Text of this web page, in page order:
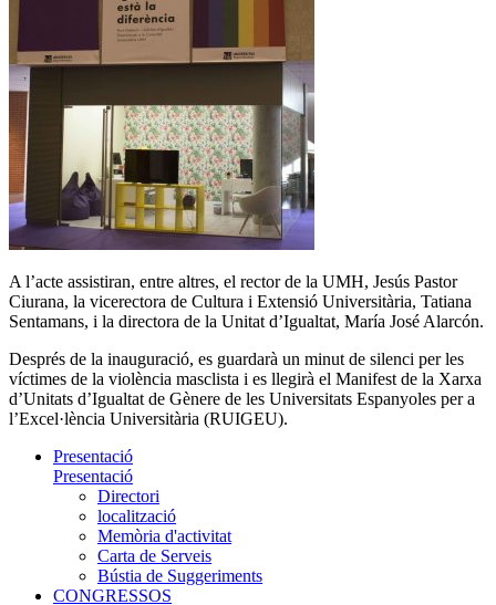
A l’acte assistiran, entre altres, el rector de la UMH, Jesús Pastor
Ciurana, la vicerectora de Cultura i Extensió Universitària, Tatiana
Sentamans, i la directora de la Unitat d’Igualtat, María José Alarcón.
Després de la inauguració, es guardarà un minut de silenci per les
víctimes de la violència masclista i es llegirà el Manifest de la Xarxa
d’Unitats d’Igualtat de Gènere de les Universitats Espanyoles per a
l’Excel·lència Universitària (RUIGEU).
Presentació
Presentació
Directori
localització
Memòria d'activitat
Carta de Serveis
Bústia de Suggeriments
CONGRESSOS